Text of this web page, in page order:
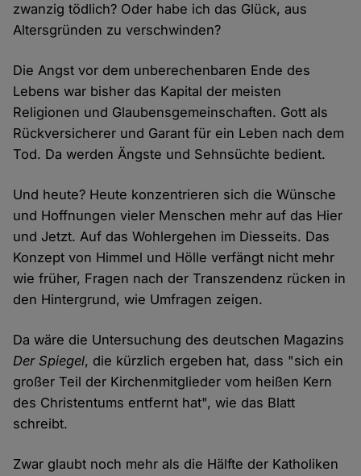
zwanzig tödlich? Oder habe ich das Glück, aus
Altersgründen zu verschwinden?
Die Angst vor dem unberechenbaren Ende des
Lebens war bisher das Kapital der meisten
Religionen und Glaubensgemeinschaften. Gott als
Rückversicherer und Garant für ein Leben nach dem
Tod. Da werden Ängste und Sehnsüchte bedient.
Und heute? Heute konzentrieren sich die Wünsche
und Hoffnungen vieler Menschen mehr auf das Hier
und Jetzt. Auf das Wohlergehen im Diesseits. Das
Konzept von Himmel und Hölle verfängt nicht mehr
wie früher, Fragen nach der Transzendenz rücken in
den Hintergrund, wie Umfragen zeigen.
Da wäre die Untersuchung des deutschen Magazins
Der Spiegel, die kürzlich ergeben hat, dass "sich ein
großer Teil der Kirchenmitglieder vom heißen Kern
des Christentums entfernt hat", wie das Blatt
schreibt.
Zwar glaubt noch mehr als die Hälfte der Katholiken